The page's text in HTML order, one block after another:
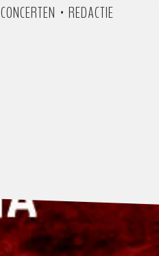
CONCERTEN • REDACTIE